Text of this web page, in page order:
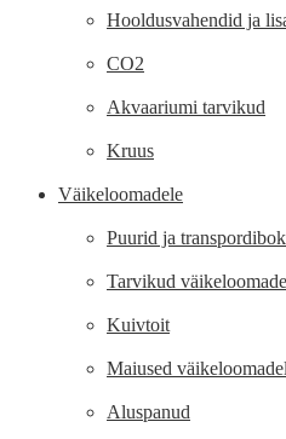
Hooldusvahendid ja
CO2
Akvaariumi tarvikud
Kruus
Väikeloomadele
Puurid ja
Tarvikud
Kuivtoit
Maiused
Aluspanud